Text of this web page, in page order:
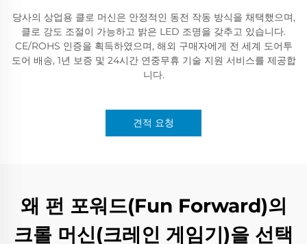
당사의 상업용 클로 머신은 안정적인 동전 작동 방식을 채택했으며,
클로 강도 조절이 가능하고 밝은 LED 조명을 갖추고 있습니다.
CE/ROHS 인증을 획득하였으며, 해외 구매자에게 전 세계 도어투
도어 배송, 1년 보증 및 24시간 연중무휴 기술 지원 서비스를 제공합
니다.
견적 요청
왜 펀 포워드(Fun Forward)의
크롤 머신(크레인 게임기)을 선택